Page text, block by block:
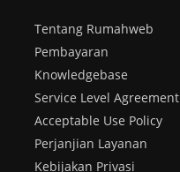
Tentang Rumahweb
Pembayaran
Knowledgebase
Service Level Agreement
Acceptable Use Policy
Perjanjian Layanan
Kebijakan Privasi